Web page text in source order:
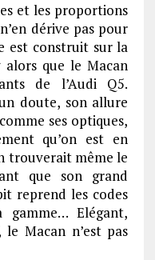
et les proportions
dérive pas pour
est construit sur la
que le Macan
de l’Audi Q5.
doute, son allure
ses optiques,
qu’on est en
trouverait même le
que son grand
reprend les codes
Elégant,
Macan n’est pas